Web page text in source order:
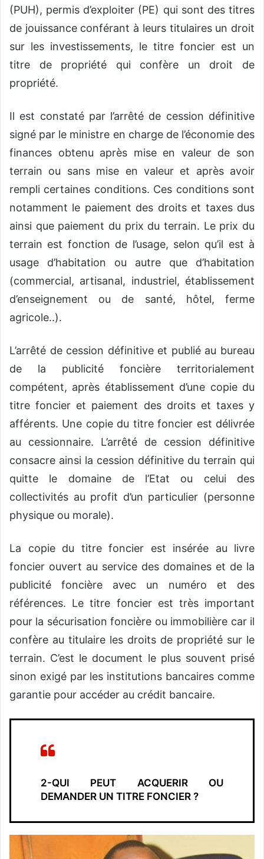
(PUH), permis d’exploiter (PE) qui sont des titres
de jouissance conférant à leurs titulaires un droit
sur les investissements, le titre foncier est un
titre de propriété qui confère un droit de
propriété.
Il est constaté par l’arrêté de cession définitive
signé par le ministre en charge de l’économie des
finances obtenu après mise en valeur de son
terrain ou sans mise en valeur et après avoir
rempli certaines conditions. Ces conditions sont
notamment le paiement des droits et taxes dus
ainsi que paiement du prix du terrain. Le prix du
terrain est fonction de l’usage, selon qu’il est à
usage d’habitation ou autre que d’habitation
(commercial, artisanal, industriel, établissement
d’enseignement ou de santé, hôtel, ferme
agricole..).
L’arrêté de cession définitive et publié au bureau
de la publicité foncière territorialement
compétent, après établissement d’une copie du
titre foncier et paiement des droits et taxes y
afférents. Une copie du titre foncier est délivrée
au cessionnaire. L’arrêté de cession définitive
consacre ainsi la cession définitive du terrain qui
quitte le domaine de l’Etat ou celui des
collectivités au profit d’un particulier (personne
physique ou morale).
La copie du titre foncier est insérée au livre
foncier ouvert au service des domaines et de la
publicité foncière avec un numéro et des
références. Le titre foncier est très important
pour la sécurisation foncière ou immobilière car il
confère au titulaire les droits de propriété sur le
terrain. C’est le document le plus souvent prisé
sinon exigé par les institutions bancaires comme
garantie pour accéder au crédit bancaire.
2-QUI PEUT ACQUERIR OU
DEMANDER UN TITRE FONCIER ?